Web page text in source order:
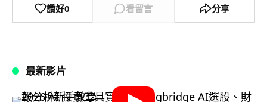
讚好0 看留言 分享
最新影片